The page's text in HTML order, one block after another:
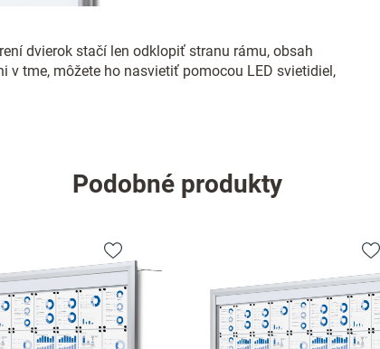
dvierok stačí len odklopiť stranu rámu, obsah
tme, môžete ho nasvietiť pomocou LED svietidiel,
Podobné produkty